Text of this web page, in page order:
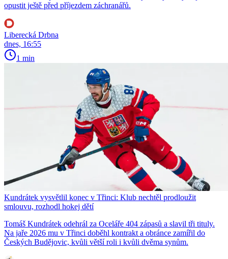
opustit ještě před příjezdem záchranářů.
Liberecká Drbna
dnes, 16:55
1 min
Kundrátek vysvětlil konec v Třinci: Klub nechtěl prodloužit
smlouvu, rozhodl hokej dětí
Tomáš Kundrátek odehrál za Oceláře 404 zápasů a slavil tři tituly.
Na jaře 2026 mu v Třinci doběhl kontrakt a obránce zamířil do
Českých Budějovic, kvůli větší roli i kvůli dvěma synům.